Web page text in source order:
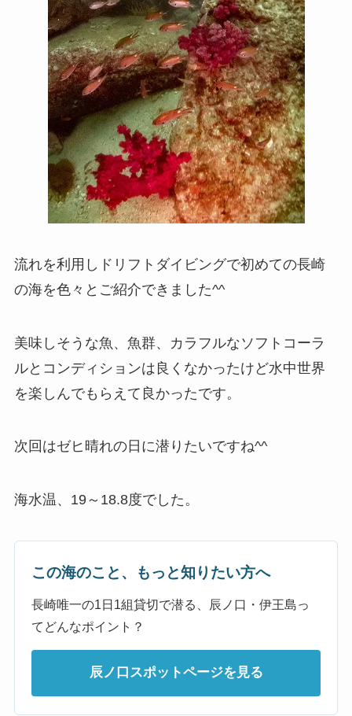
流れを利用しドリフトダイビングで初めての長崎
の海を色々とご紹介できました^^
美味しそうな魚、魚群、カラフルなソフトコーラ
ルとコンディションは良くなかったけど水中世界
を楽しんでもらえて良かったです。
次回はゼヒ晴れの日に潜りたいですね^^
海水温、19～18.8度でした。
この海のこと、もっと知りたい方へ
長崎唯一の1日1組貸切で潜る、辰ノ口・伊王島っ
てどんなポイント？
辰ノ口スポットページを見る